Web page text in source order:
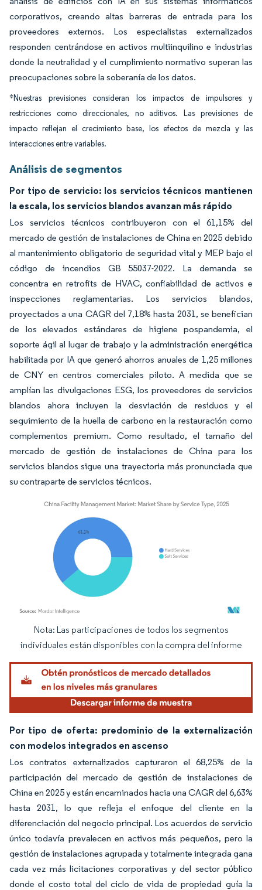
corporativos, creando altas barreras de entrada para los
proveedores externos. Los especialistas externalizados
responden centrándose en activos multiinquilino e industrias
donde la neutralidad y el cumplimiento normativo superan las
preocupaciones sobre la soberanía de los datos.
*Nuestras previsiones consideran los impactos de impulsores y
restricciones como direccionales, no aditivos. Las previsiones de
impacto reflejan el crecimiento base, los efectos de mezcla y las
interacciones entre variables.
Análisis de segmentos
Por tipo de servicio: los servicios técnicos mantienen
la escala, los servicios blandos avanzan más rápido
Los servicios técnicos contribuyeron con el 61,15% del
mercado de gestión de instalaciones de China en 2025 debido
al mantenimiento obligatorio de seguridad vital y MEP bajo el
código de incendios GB 55037-2022. La demanda se
concentra en retrofits de HVAC, confiabilidad de activos e
inspecciones reglamentarias. Los servicios blandos,
proyectados a una CAGR del 7,18% hasta 2031, se benefician
de los elevados estándares de higiene pospandemia, el
soporte ágil al lugar de trabajo y la administración energética
habilitada por IA que generó ahorros anuales de 1,25 millones
de CNY en centros comerciales piloto. A medida que se
amplían las divulgaciones ESG, los proveedores de servicios
blandos ahora incluyen la desviación de residuos y el
seguimiento de la huella de carbono en la restauración como
complementos premium. Como resultado, el tamaño del
mercado de gestión de instalaciones de China para los
servicios blandos sigue una trayectoria más pronunciada que
su contraparte de servicios técnicos.
Imagen © Mordor Intelligence. El uso requiere atribución según CC BY 4.0.
Nota: Las participaciones de todos los segmentos
individuales están disponibles con la compra del informe
Por tipo de oferta: predominio de la externalización
con modelos integrados en ascenso
Los contratos externalizados capturaron el 68,25% de la
participación del mercado de gestión de instalaciones de
China en 2025 y están encaminados hacia una CAGR del 6,63%
hasta 2031, lo que refleja el enfoque del cliente en la
diferenciación del negocio principal. Los acuerdos de servicio
único todavía prevalecen en activos más pequeños, pero la
gestión de instalaciones agrupada y totalmente integrada gana
cada vez más licitaciones corporativas y del sector público
donde el costo total del ciclo de vida de propiedad guía la